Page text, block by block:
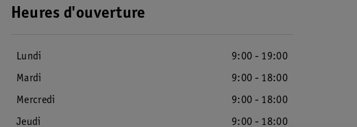
Heures d'ouverture
Lundi
9:00 - 19:00
Mardi
9:00 - 18:00
Mercredi
9:00 - 18:00
Jeudi
9:00 - 18:00